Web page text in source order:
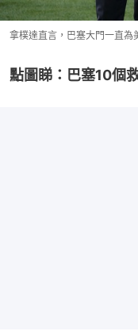
拿樸達直言，巴塞大門一直為
點圖睇：巴塞10個